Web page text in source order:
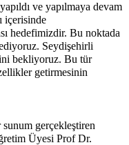
ve yapılmaya devam
içerisinde
hedefimizdir. Bu noktada
Seydişehirli
bekliyoruz. Bu tür
getirmesinin
sunum gerçekleştiren
Üyesi Prof Dr.